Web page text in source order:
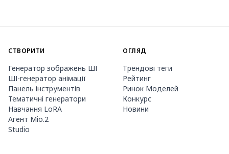
СТВОРИТИ
Генератор зображень ШІ
ШІ-генератор анімації
Панель інструментів
Тематичні генератори
Навчання LoRA
Агент Mio.2
Studio
ОГЛЯД
Трендові теги
Рейтинг
Ринок Моделей
Конкурс
Новини